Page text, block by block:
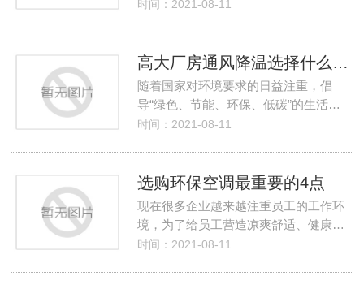
时间：2021-08-11
高大厂房通风降温选择什么样的环保空调？
随着国家对环境要求的日益注重，倡
导“绿色、节能、环保、低碳”的生活…
时间：2021-08-11
选购环保空调最重要的4点
现在很多企业越来越注重员工的工作环
境，为了给员工营造凉爽舒适、健康…
时间：2021-08-11